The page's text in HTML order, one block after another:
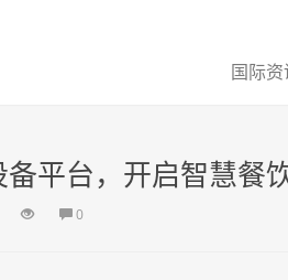
国际
平台，开启智慧餐
0